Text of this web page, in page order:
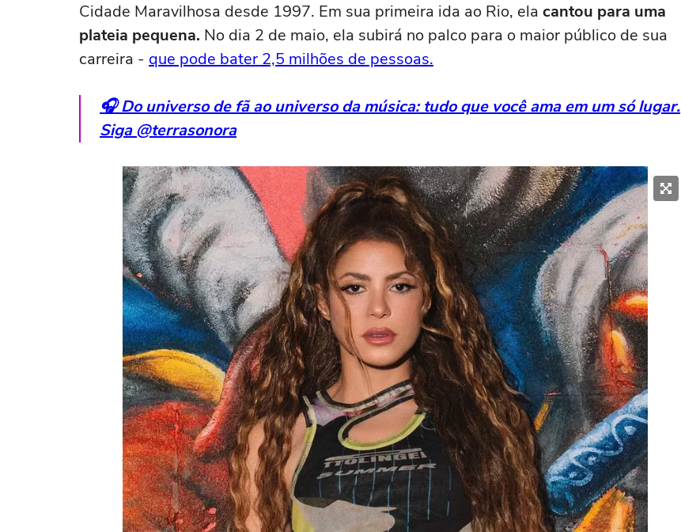
Cidade Maravilhosa desde 1997. Em sua primeira ida ao Rio, ela cantou para uma
plateia pequena. No dia 2 de maio, ela subirá no palco para o maior público de sua
carreira - que pode bater 2,5 milhões de pessoas.
🎧 Do universo de fã ao universo da música: tudo que você ama em um só lugar.
Siga @terrasonora